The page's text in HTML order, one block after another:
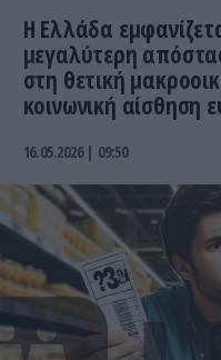
Η Ελλάδα
μεγαλύτερη
στη θετική
κοινωνική αίσθηση
16.05.2026 | 09:50